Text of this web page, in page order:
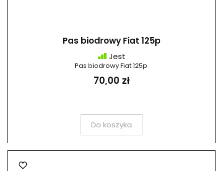
Pas biodrowy Fiat 125p
Jest
Pas biodrowy Fiat 125p.
70,00 zł
Do koszyka